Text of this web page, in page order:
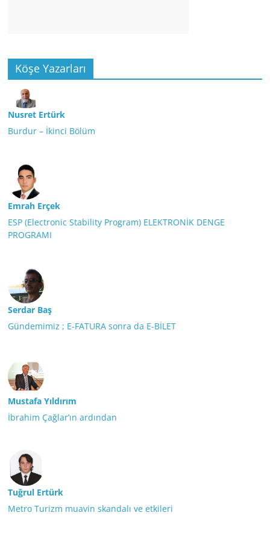
Köşe Yazarları
Nusret Ertürk
Burdur – İkinci Bölüm
Emrah Erçek
ESP (Electronic Stability Program) ELEKTRONİK DENGE
PROGRAMI
Serdar Baş
Gündemimiz ; E-FATURA sonra da E-BİLET
Mustafa Yıldırım
İbrahim Çağlar’ın ardından
Tuğrul Ertürk
Metro Turizm muavin skandalı ve etkileri